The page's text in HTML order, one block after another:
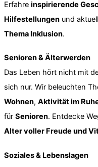
Erfahre inspirierende
Hilfestellungen und
Thema Inklusion.
Senioren & Älterwerden
Das Leben hört nicht mit
sich nur. Wir beleuchten
Wohnen, Aktivität im
für Senioren. Entdecke
Alter voller Freude und
Soziales & Lebenslagen